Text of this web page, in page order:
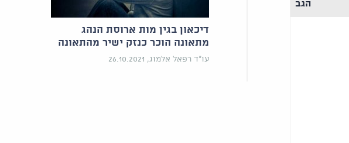
הגב
דיכאון בגין מות ארוסת הנהג
מתאונה הוכר כנזק ישיר מהתאונה
עו"ד רפאל אלמוג, 26.10.2021